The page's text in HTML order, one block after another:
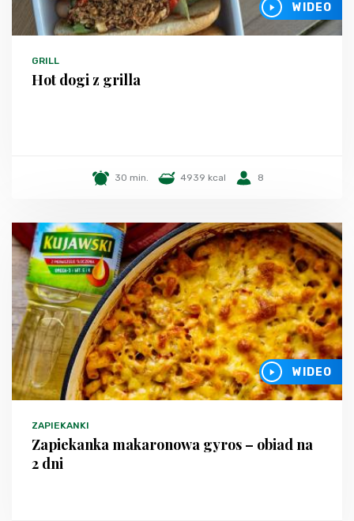
WIDEO
GRILL
Hot dogi z grilla
30 min. 4939 kcal 8
WIDEO
ZAPIEKANKI
Zapiekanka makaronowa gyros – obiad na
2 dni